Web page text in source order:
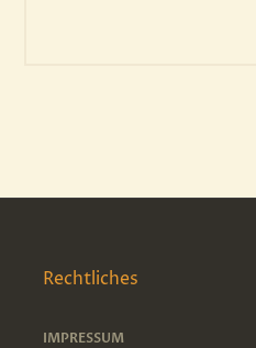
Rechtliches
IMPRESSUM